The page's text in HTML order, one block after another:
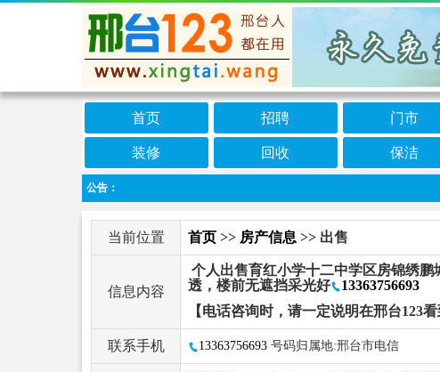
首页 招聘 门市
装修 回收 保洁
公告：
当前位置 首页 >> 房产信息 >> 出售
信息内容
个人出售育红小学十二中学区房锦绣
透，楼前无遮挡采光好
13363756693
【电话咨询时，请一定说明在邢台123看
联系手机 13363756693 号码归属地:邢台市电信